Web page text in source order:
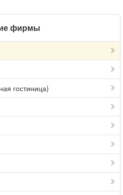
фирмы
гостиница)